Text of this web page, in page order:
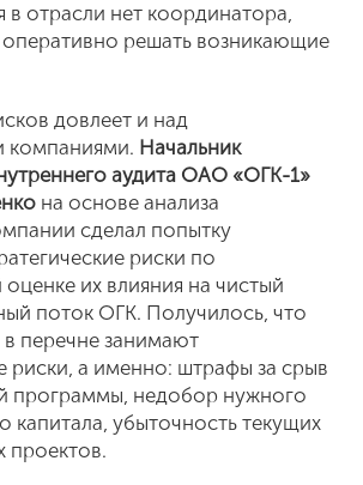
в отрасли нет координатора,
решать возникающие
довлеет и над
компаниями. Начальник
аудита ОАО «ОГК-1»
на основе анализа
сделал попытку
риски по
их влияния на чистый
поток ОГК. Получилось, что
перечне занимают
риски, а именно: штрафы за срыв
программы, недобор нужного
капитала, убыточность текущих
проектов.